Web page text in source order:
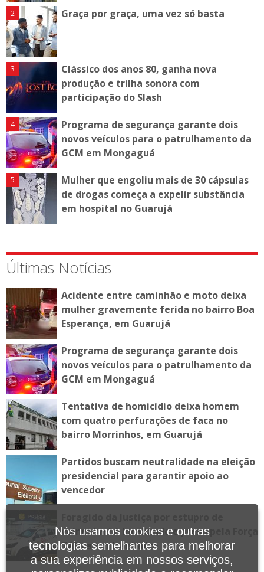
Graça por graça, uma vez só basta
Clássico dos anos 80, ganha nova
produção e trilha sonora com
participação do Slash
Programa de segurança garante dois
novos veículos para o patrulhamento da
GCM em Mongaguá
Mulher que engoliu mais de 30 cápsulas
de drogas começa a expelir substância
em hospital no Guarujá
Últimas Notícias
Acidente entre caminhão e moto deixa
mulher gravemente ferida no bairro Boa
Esperança, em Guarujá
Programa de segurança garante dois
novos veículos para o patrulhamento da
GCM em Mongaguá
Tentativa de homicídio deixa homem
com quatro perfurações de faca no
bairro Morrinhos, em Guarujá
Partidos buscam neutralidade na eleição
presidencial para garantir apoio ao
vencedor
vulnerável é localizado e preso pela Força
Tática em Itanhaém
Nós usamos cookies e outras
tecnologias semelhantes para melhorar
a sua experiência em nossos serviços,